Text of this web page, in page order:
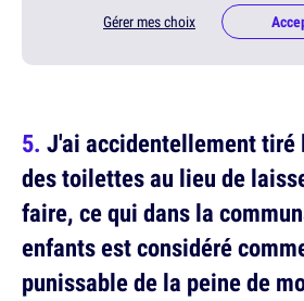
Gérer mes choix
J'ai accidentellement tiré
des toilettes au lieu de
faire, ce qui dans la
enfants est considéré
punissable de la peine de